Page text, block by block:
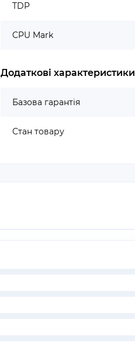
TDP
CPU Mark
Додаткові характеристики
Базова гарантія
Стан товару